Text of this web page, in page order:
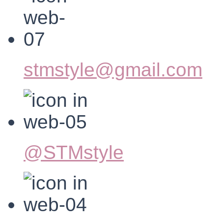
stmstyle@gmail.com
@STMstyle